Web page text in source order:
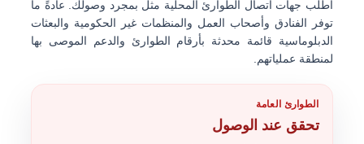
اطلب جهات اتصال الطوارئ المحلية مثل بمجرد وصولك . عادةً ما
توفر الفنادق وأصحاب العمل والمنظمات غير الحكومية والبعثات
الدبلوماسية قائمة محدثة بأرقام الطوارئ والدعم الموصى بها
لمنطقة عملياتهم.
الطوارئ العامة
تحقق عند الوصول